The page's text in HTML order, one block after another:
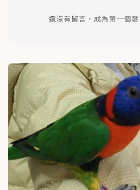
還沒有留言，成為第一個發